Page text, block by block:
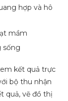
hợp và hô
mầm
sống
kết quả trực
bộ thu nhận
quả, vẽ đồ thị